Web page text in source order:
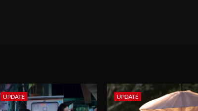
UPDATE UPDATE